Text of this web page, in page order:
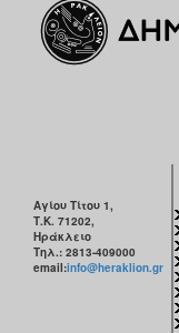
Αγίου Τίτου 1,
Τ.Κ. 71202,
Ηράκλειο
Τηλ.: 2813-409000
email:info@heraklion.gr